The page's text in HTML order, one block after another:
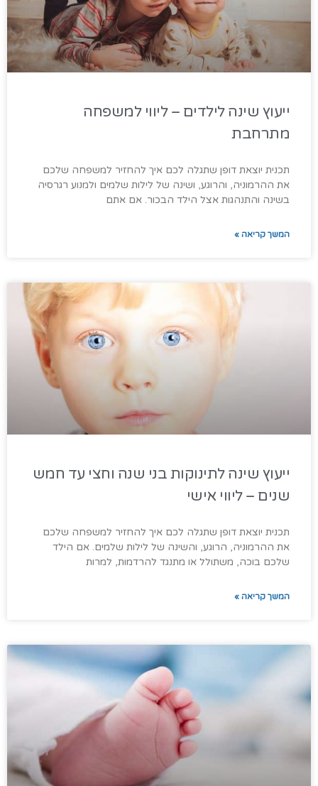
ייעוץ שינה לילדים – ליווי למשפחה
מתרחבת
תכנית יוצאת דופן שתגלה לכם איך להחזיר למשפחה שלכם
את ההרמוניה, והרוגע, ושינה של לילות שלמים ולמנוע רגרסיה
בשינה והתנהגות אצל הילד הבכור. אם אתם
המשך קריאה »
ייעוץ שינה לתינוקות בני שנה וחצי עד חמש
שנים – ליווי אישי
תכנית יוצאת דופן שתגלה לכם איך להחזיר למשפחה שלכם
את ההרמוניה, הרוגע, והשינה של לילות שלמים. אם הילד
שלכם בוכה, משתולל או מתנגד להרדמות, למרות
המשך קריאה »